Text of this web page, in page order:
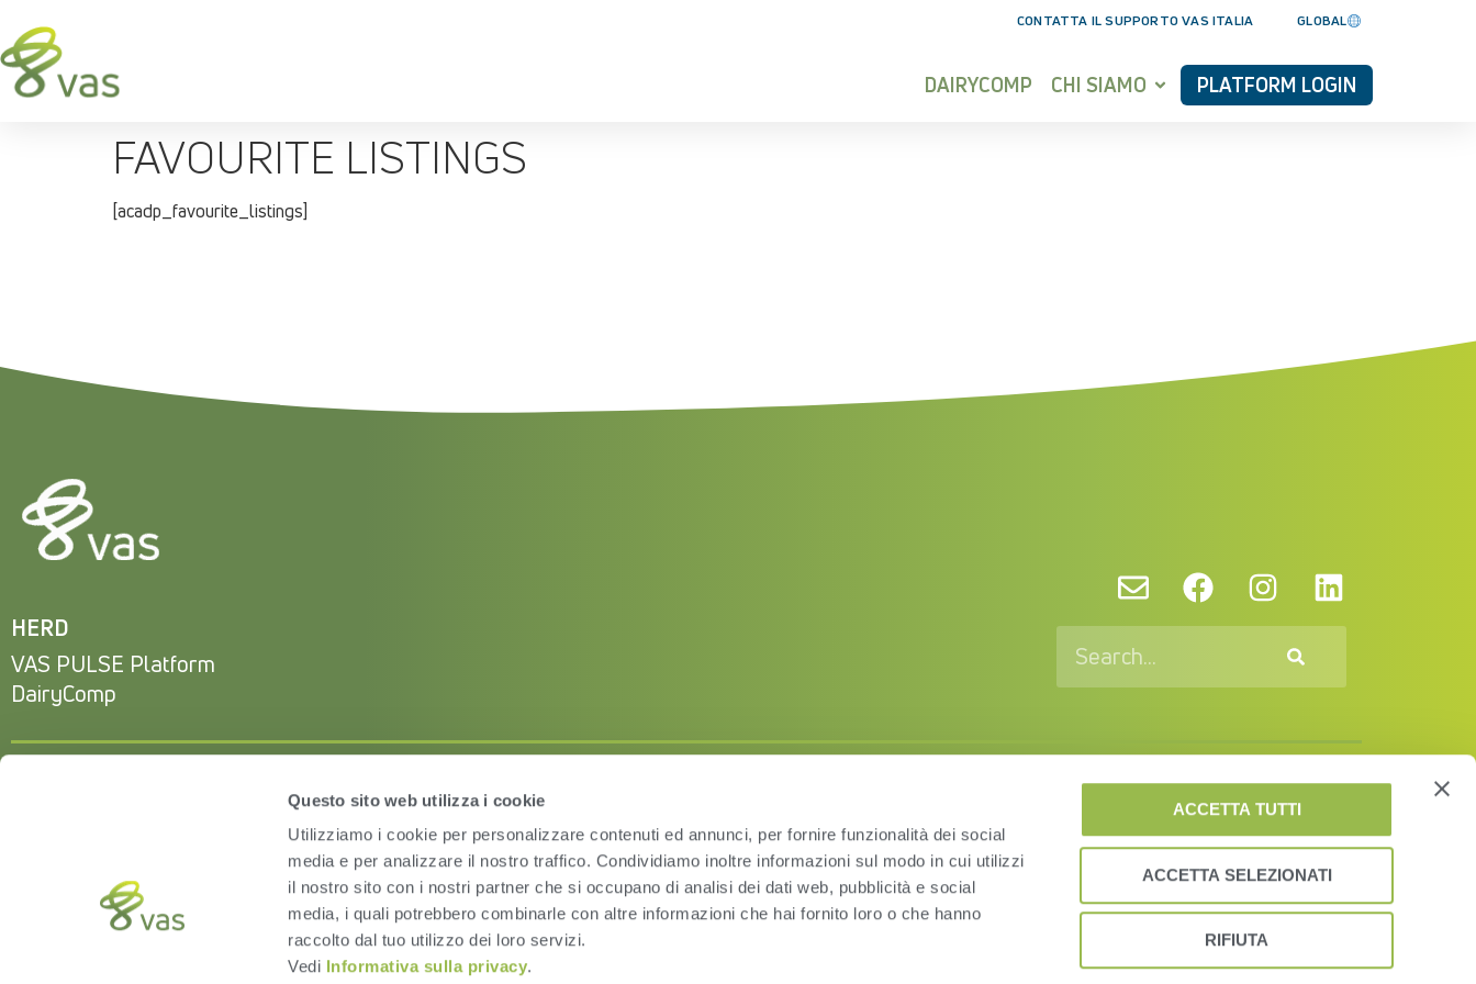
Questo sito web utilizza i cookie
Utilizziamo i cookie per personalizzare contenuti ed annunci, per fornire funzionalità dei social
media e per analizzare il nostro traffico. Condividiamo inoltre informazioni sul modo in cui utilizzi
il nostro sito con i nostri partner che si occupano di analisi dei dati web, pubblicità e social
media, i quali potrebbero combinarle con altre informazioni che hai fornito loro o che hanno
raccolto dal tuo utilizzo dei loro servizi.
Vedi Informativa sulla privacy.
ACCETTA TUTTI
ACCETTA SELEZIONATI
RIFIUTA
CONTATTA IL SUPPORTO VAS ITALIA GLOBAL
DAIRYCOMP CHI SIAMO PLATFORM LOGIN
FAVOURITE LISTINGS
[acadp_favourite_listings]
HERD
VAS PULSE Platform
DairyComp
Privacy Policy and Cookies EUSA EULA
© VAS 2023. A company of URUS.